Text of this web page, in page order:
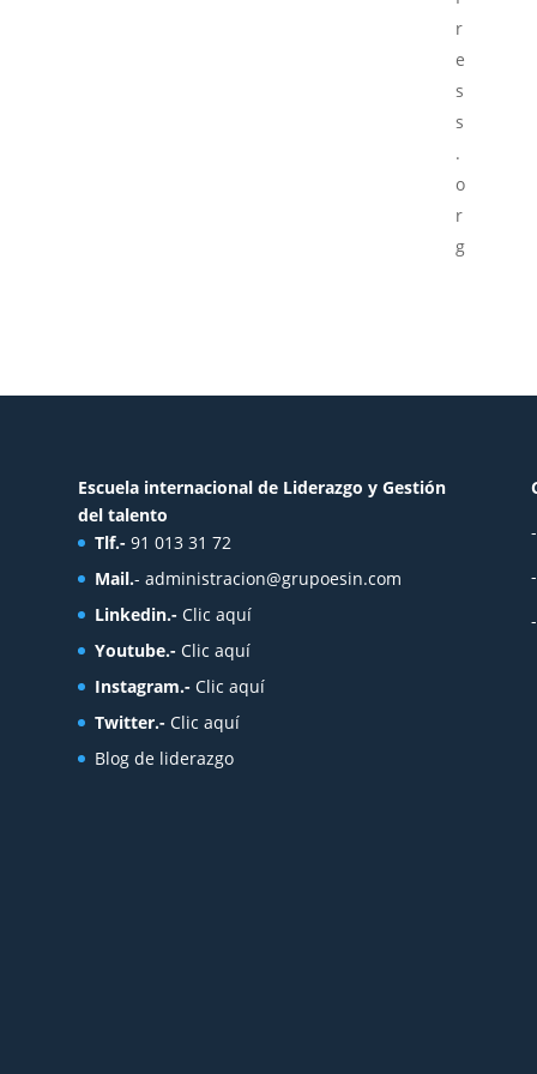
r
e
s
s
.
o
r
g
Escuela internacional de Liderazgo y Gestión
del talento
Tlf.- 91 013 31 72
Mail.- administracion@grupoesin.com
Linkedin.- Clic aquí
Youtube.- Clic aquí
Instagram.- Clic aquí
Twitter.- Clic aquí
Blog de liderazgo